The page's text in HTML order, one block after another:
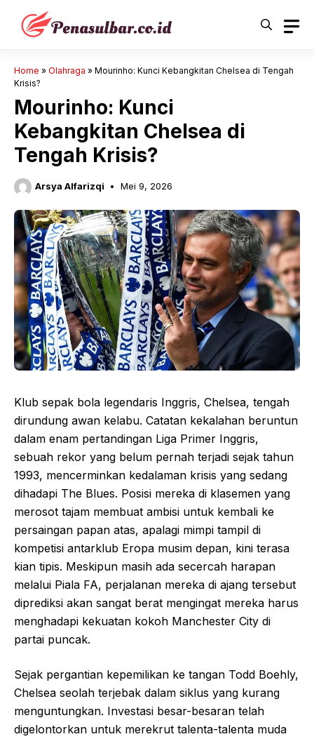
Langsung
Home » Olahraga » Mourinho: Kunci Kebangkitan Chelsea di Tengah
Krisis?
Mourinho: Kunci
Kebangkitan Chelsea di
Tengah Krisis?
Arsya Alfarizqi Mei 9, 2026
Klub sepak bola legendaris Inggris, Chelsea, tengah
dirundung awan kelabu. Catatan kekalahan beruntun
dalam enam pertandingan Liga Primer Inggris,
sebuah rekor yang belum pernah terjadi sejak tahun
1993, mencerminkan kedalaman krisis yang sedang
dihadapi The Blues. Posisi mereka di klasemen yang
merosot tajam membuat ambisi untuk kembali ke
persaingan papan atas, apalagi mimpi tampil di
kompetisi antarklub Eropa musim depan, kini terasa
kian tipis. Meskipun masih ada secercah harapan
melalui Piala FA, perjalanan mereka di ajang tersebut
diprediksi akan sangat berat mengingat mereka harus
menghadapi kekuatan kokoh Manchester City di
partai puncak.
Sejak pergantian kepemilikan ke tangan Todd Boehly,
Chelsea seolah terjebak dalam siklus yang kurang
menguntungkan. Investasi besar-besaran telah
digelontorkan untuk merekrut talenta-talenta muda